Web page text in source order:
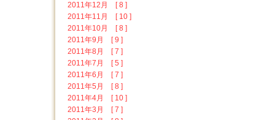
2011年12月 [ 8 ]
2011年11月 [ 10 ]
2011年10月 [ 8 ]
2011年9月 [ 9 ]
2011年8月 [ 7 ]
2011年7月 [ 5 ]
2011年6月 [ 7 ]
2011年5月 [ 8 ]
2011年4月 [ 10 ]
2011年3月 [ 7 ]